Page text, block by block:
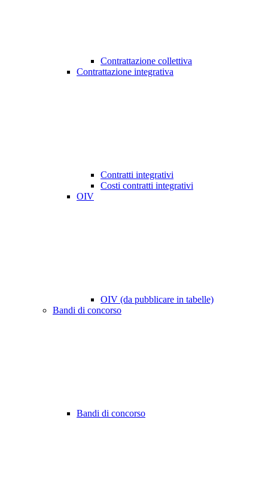
Contrattazione collettiva
Contrattazione integrativa
Contratti integrativi
Costi contratti integrativi
OIV
OIV (da pubblicare in tabelle)
Bandi di concorso
Bandi di concorso